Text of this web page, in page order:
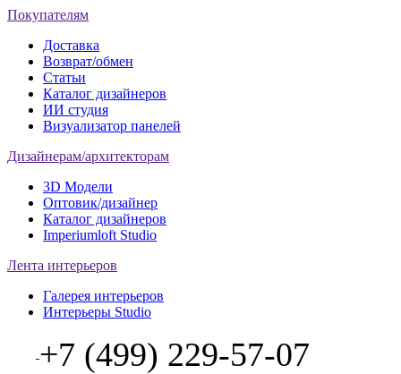
Покупателям
Доставка
Возврат/обмен
Статьи
Каталог дизайнеров
ИИ студия
Визуализатор панелей
Дизайнерам/архитекторам
3D Модели
Оптовик/дизайнер
Каталог дизайнеров
Imperiumloft Studio
Лента интерьеров
Галерея интерьеров
Интерьеры Studio
+7 (499) 229-57-07